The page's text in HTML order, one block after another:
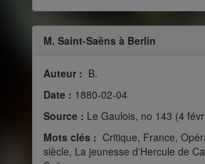
M. Saint-Saëns à Berlin
Auteur : B.
Date : 1880-02-04
Source : Le Gaulois, no 143 (4
Mots clés : Critique, France,
siècle, La jeunesse d'Hercule de